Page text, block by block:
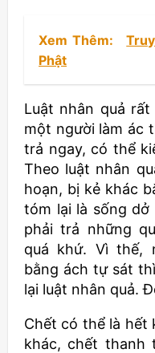
Xem Thêm:
Phật
Luật nhân quả
một người làm ác
trả ngay, có thể
Theo luật nhân
hoạn, bị kẻ khác
tóm lại là sống
phải trả những
quá khứ. Vì thế,
bằng ách tự sát
lại luật nhân quả.
Chết có thể là hết
khác, chết thanh